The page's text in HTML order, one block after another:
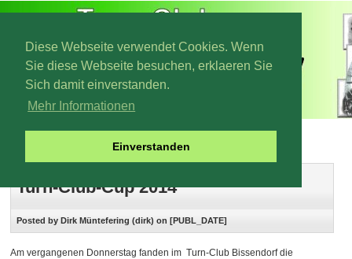
Diese Webseite verwendet Cookies. Wenn
Sie diese Webseite besuchen, erklaeren Sie
Sich damit einverstanden.
Mehr Informationen
Einverstanden
Turn-Club-Cup 2014
Posted by Dirk Müntefering (dirk) on [PUBL_DATE]
Am vergangenen Donnerstag fanden im Turn-Club Bissendorf die